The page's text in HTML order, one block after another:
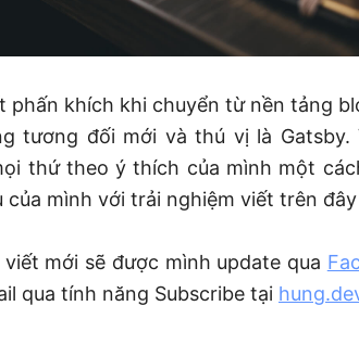
phấn khích khi chuyển từ nền tảng
tương đối mới và thú vị là
thứ theo ý thích của mình một
của mình với trải nghiệm viết trên
viết mới sẽ được mình update qua
qua tính năng Subscribe tại